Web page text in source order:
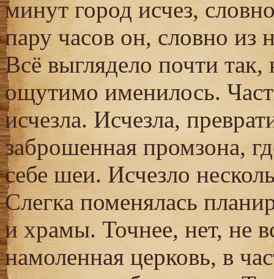
минут город исчез,
пару часов он, словно из
Всё выглядело почти
ощутимо именилось.
исчезла. Исчезла,
заброшенная промзона,
себе шеи. Исчезло
Слегка поменялась
и храмы. Точнее, нет, не
намоленная церковь, в